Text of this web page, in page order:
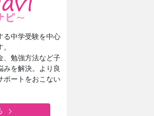
る中学受験を中心
、勉強方法など子
みを解決。より良
ポートをおこない